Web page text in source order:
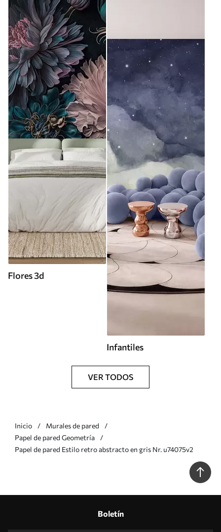
Flores 3d
Infantiles
VER TODOS
Inicio
Murales de pared
Papel de pared Geometría
Papel de pared Estilo retro abstracto en gris Nr. u74075v2
Boletín